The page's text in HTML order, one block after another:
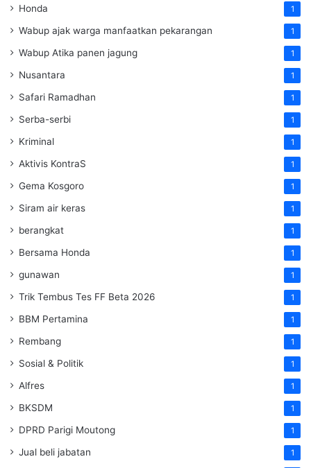
Honda 1
Wabup ajak warga manfaatkan pekarangan 1
Wabup Atika panen jagung 1
Nusantara 1
Safari Ramadhan 1
Serba-serbi 1
Kriminal 1
Aktivis KontraS 1
Gema Kosgoro 1
Siram air keras 1
berangkat 1
Bersama Honda 1
gunawan 1
Trik Tembus Tes FF Beta 2026 1
BBM Pertamina 1
Rembang 1
Sosial & Politik 1
Alfres 1
BKSDM 1
DPRD Parigi Moutong 1
Jual beli jabatan 1